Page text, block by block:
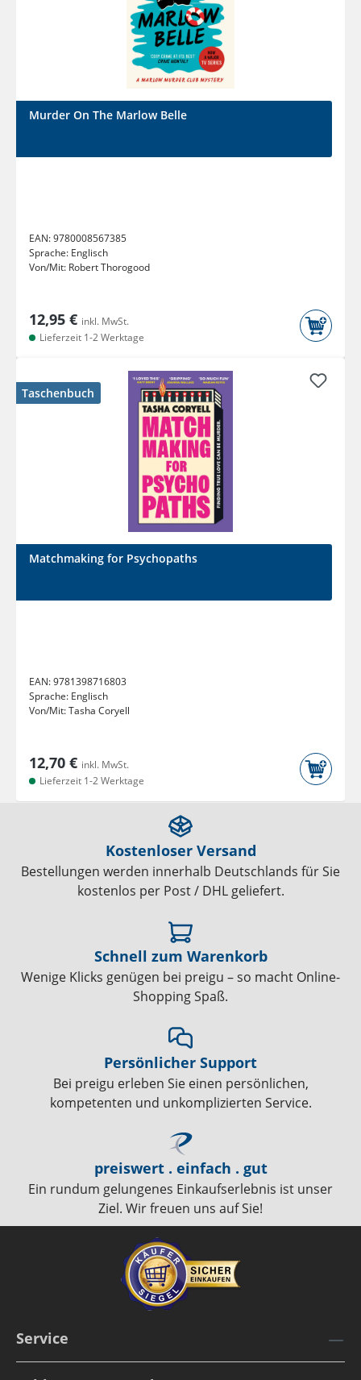
Murder On The Marlow Belle
EAN:9780008567385
Sprache: Englisch
Von/Mit: Robert Thorogood
12,95 € inkl. MwSt.
Lieferzeit 1-2 Werktage
Taschenbuch
Matchmaking for Psychopaths
EAN:9781398716803
Sprache: Englisch
Von/Mit:Tasha Coryell
12,70 € inkl. MwSt.
Lieferzeit 1-2 Werktage
Kostenloser Versand
Bestellungen werden innerhalb Deutschlands für Sie
kostenlos per Post / DHL geliefert.
Schnell zum Warenkorb
Wenige Klicks genügen bei preigu – so macht Online-
Shopping Spaß.
Persönlicher Support
Bei preigu erleben Sie einen persönlichen,
kompetenten und unkomplizierten Service.
preiswert . einfach . gut
Ein rundum gelungenes Einkaufserlebnis ist unser
Ziel. Wir freuen uns auf Sie!
Service